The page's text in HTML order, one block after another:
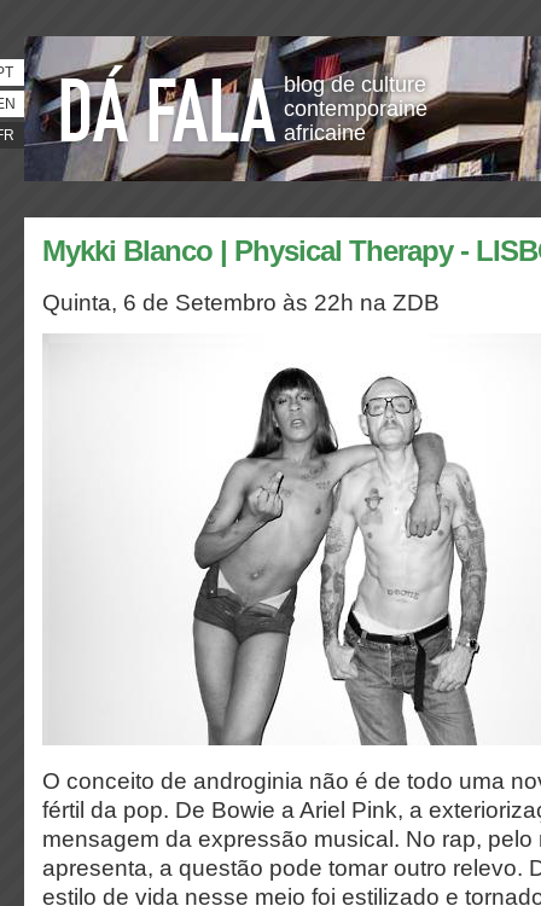
blog de culture
contemporaine
africaine
Mykki Blanco | Physical Therapy -
Quinta, 6 de Setembro às 22h na ZDB
O conceito de androginia não é de todo uma
fértil da pop. De Bowie a Ariel Pink, a
mensagem da expressão musical. No rap,
apresenta, a questão pode tomar outro relevo.
estilo de vida nesse meio foi estilizado e